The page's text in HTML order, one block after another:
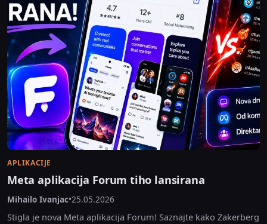
APLIKACIJE
Meta aplikacija Forum tiho lansirana
Mihailo Ivanjac•25.05.2026
Stigla je nova Meta aplikacija Forum! Saznajte kako Zakerberg